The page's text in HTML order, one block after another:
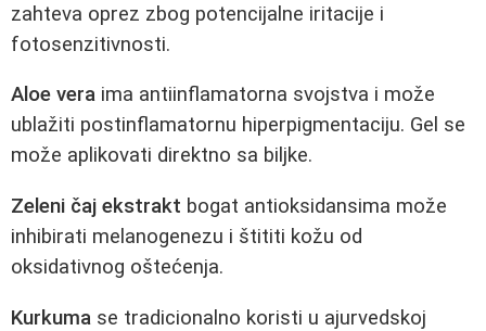
zahteva oprez zbog potencijalne iritacije i
fotosenzitivnosti.
Aloe vera ima antiinflamatorna svojstva i može
ublažiti postinflamatornu hiperpigmentaciju. Gel se
može aplikovati direktno sa biljke.
Zeleni čaj ekstrakt bogat antioksidansima može
inhibirati melanogenezu i štititi kožu od
oksidativnog oštećenja.
Kurkuma se tradicionalno koristi u ajurvedskoj